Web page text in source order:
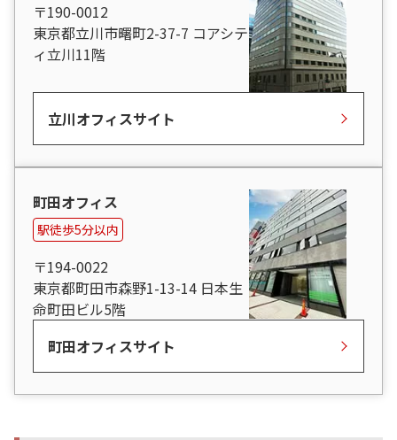
〒190-0012
東京都立川市曙町2-37-7 コアシテ
ィ立川11階
立川オフィスサイト
町田オフィス
駅徒歩5分以内
〒194-0022
東京都町田市森野1-13-14 日本生
命町田ビル5階
町田オフィスサイト